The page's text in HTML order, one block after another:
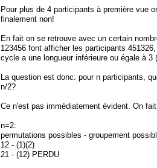
Pour plus de 4 participants à première vue
finalement non!
En fait on se retrouve avec un certain
123456 font afficher les participants
cycle a une longueur inférieure ou égale à
La question est donc: pour n participants,
n/2?
Ce n'est pas immédiatement évident. On
n=2:
permutations possibles - groupement
12 - (1)(2)
21 - (12) PERDU